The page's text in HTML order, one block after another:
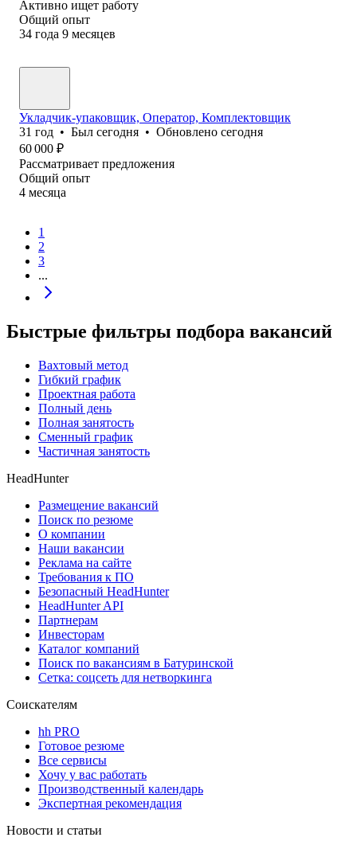
Активно ищет работу
Общий опыт
34 года 9 месяцев
Укладчик-упаковщик, Оператор, Комплектовщик
31 год • Был сегодня • Обновлено сегодня
60 000 ₽
Рассматривает предложения
Общий опыт
4 месяца
1
2
3
...
Быстрые фильтры подбора вакансий
Вахтовый метод
Гибкий график
Проектная работа
Полный день
Полная занятость
Сменный график
Частичная занятость
HeadHunter
Размещение вакансий
Поиск по резюме
О компании
Наши вакансии
Реклама на сайте
Требования к ПО
Безопасный HeadHunter
HeadHunter API
Партнерам
Инвесторам
Каталог компаний
Поиск по вакансиям в Батуринской
Сетка: соцсеть для нетворкинга
Соискателям
hh PRO
Готовое резюме
Все сервисы
Хочу у вас работать
Производственный календарь
Экспертная рекомендация
Новости и статьи